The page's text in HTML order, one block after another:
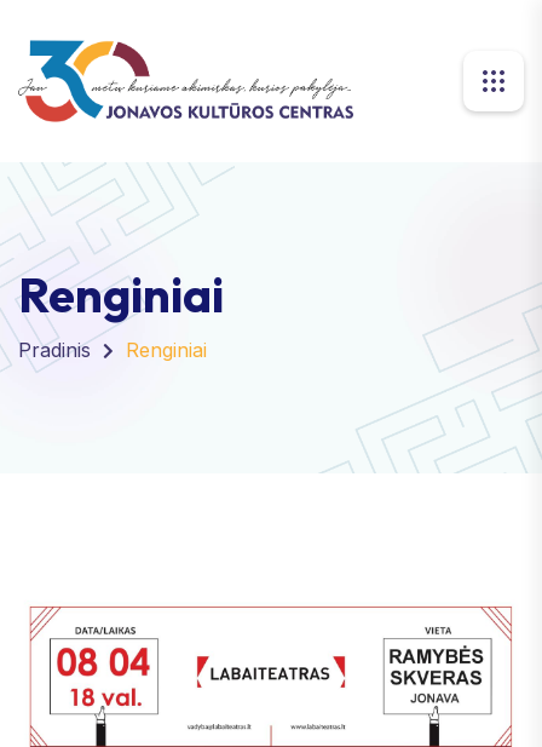
Renginiai
Pradinis Renginiai